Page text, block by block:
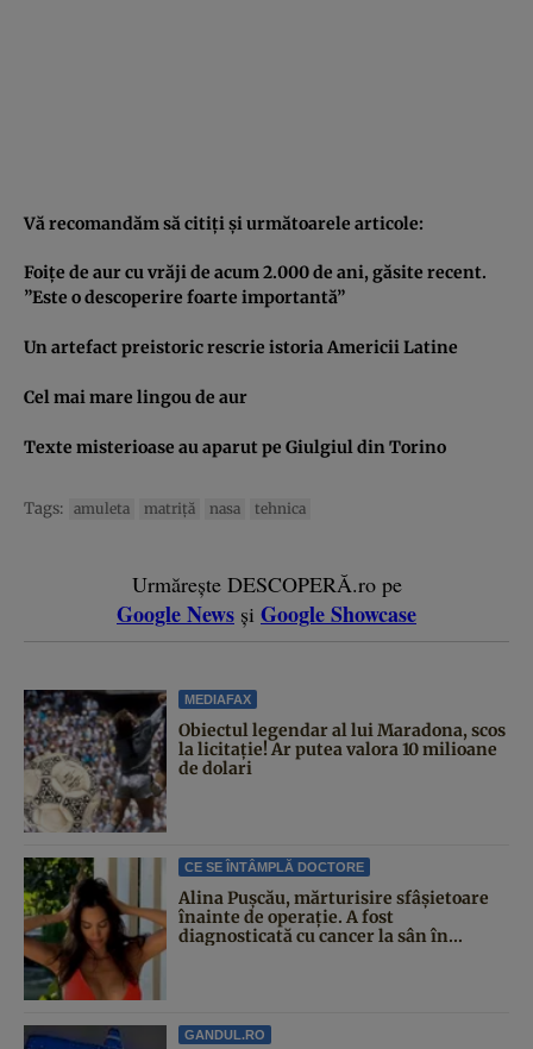
Vă recomandăm să citiţi şi următoarele articole:
Foiţe de aur cu vrăji de acum 2.000 de ani, găsite recent.
”Este o descoperire foarte importantă”
Un artefact preistoric rescrie istoria Americii Latine
Cel mai mare lingou de aur
Texte misterioase au aparut pe Giulgiul din Torino
Tags: amuleta matriţă nasa tehnica
Urmărește DESCOPERĂ.ro pe
Google News și Google Showcase
MEDIAFAX
Obiectul legendar al lui Maradona, scos
la licitație! Ar putea valora 10 milioane
de dolari
CE SE ÎNTÂMPLĂ DOCTORE
Alina Pușcău, mărturisire sfâșietoare
înainte de operație. A fost
diagnosticată cu cancer la sân în...
GANDUL.RO